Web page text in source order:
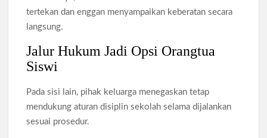
tertekan dan enggan menyampaikan keberatan secara
langsung.
Jalur Hukum Jadi Opsi Orangtua
Siswi
Pada sisi lain, pihak keluarga menegaskan tetap
mendukung aturan disiplin sekolah selama dijalankan
sesuai prosedur.